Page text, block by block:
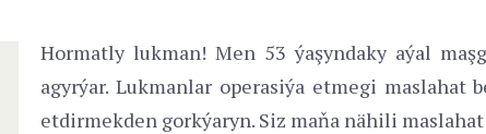
Hormatly lukman! Men 53 ýaşyndaky aýal
agyrýar. Lukmanlar operasiýa etmegi maslahat
etdirmekden gorkýaryn. Siz maňa nähili